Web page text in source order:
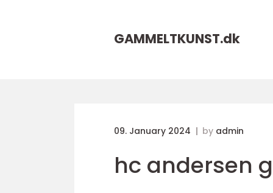
GAMMELTKUNST.dk
09. January 2024 by admin
hc andersen